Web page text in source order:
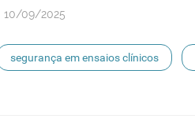
10/09/2025
segurança em ensaios clínicos